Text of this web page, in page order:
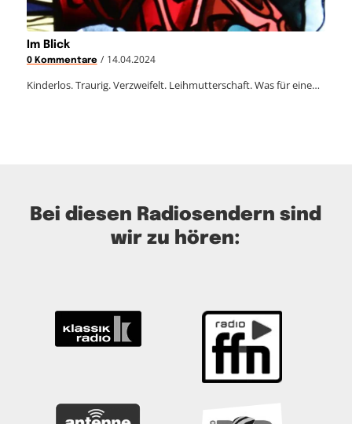
Im Blick
0 Kommentare / 14.04.2024
Kinderlos. Traurig. Verzweifelt. Leihmutterschaft. Was für eine…
Bei diesen Radiosendern sind
wir zu hören: